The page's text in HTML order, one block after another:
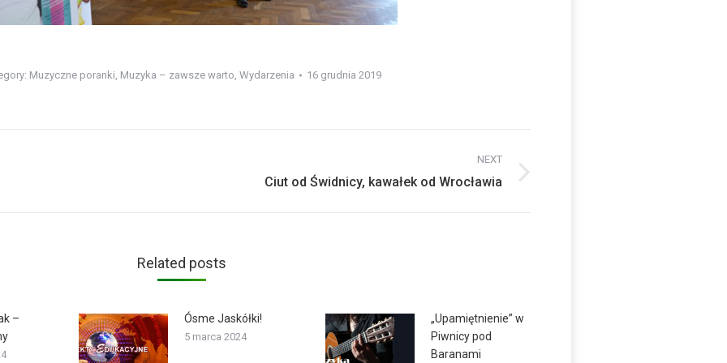
Muzyczne poranki, Muzyka – zawsze warto, Wydarzenia 16 grudnia 2019
NEXT
Ciut od Świdnicy, kawałek od Wrocławia
Related posts
–
Ósme Jaskółki!
5 marca 2024
„Upamiętnienie” w
Piwnicy pod
Baranami